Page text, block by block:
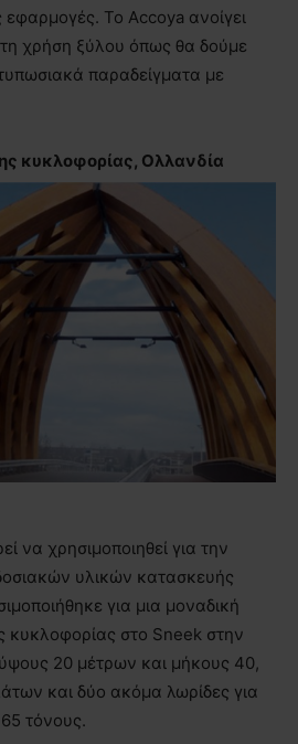
Το Accoya ανοίγει
τη χρήση ξύλου όπως θα δούμε
παραδείγματα με
κυκλοφορίας, Ολλανδία
να χρησιμοποιηθεί για την
υλικών κατασκευής
για μια μοναδική
κυκλοφορίας στο Sneek στην
20 μέτρων και μήκους 40,
και δύο ακόμα λωρίδες για
τόνους.